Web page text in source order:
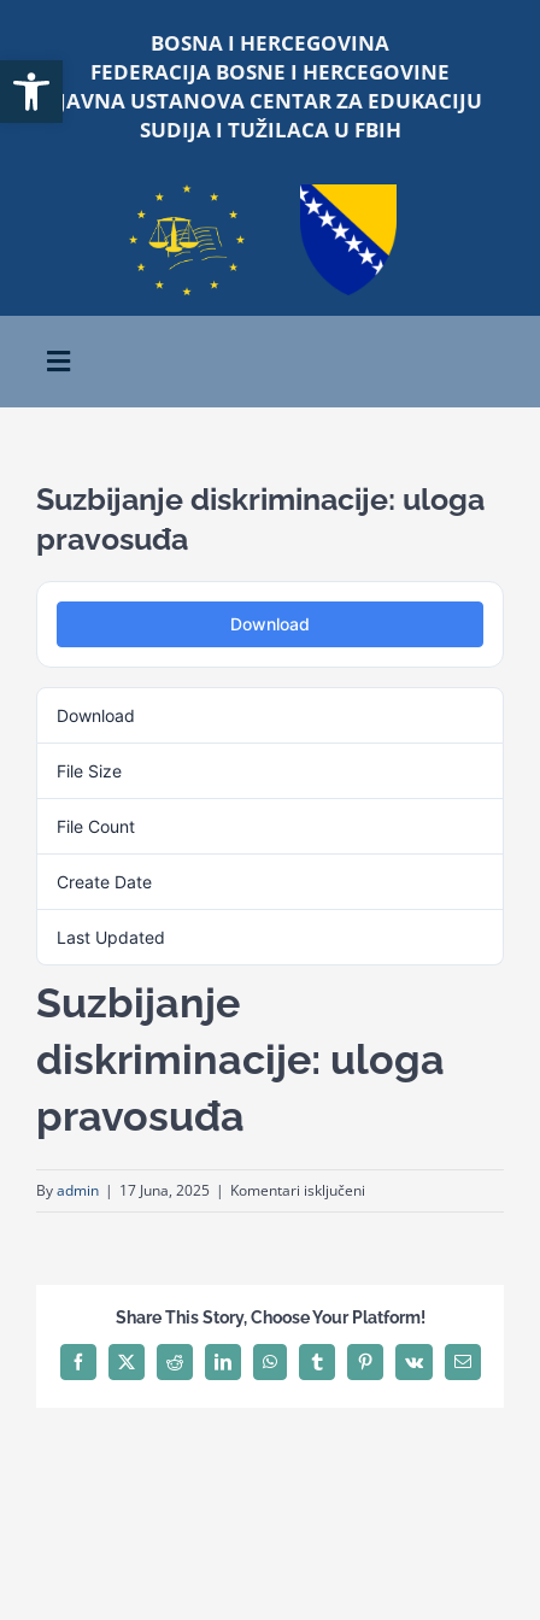
Open toolbar
content
BOSNA I HERCEGOVINA
FEDERACIJA BOSNE I HERCEGOVINE
JAVNA USTANOVA CENTAR ZA EDUKACIJU
SUDIJA I TUŽILACA U FBIH
Toggle
Navigation
Kalendar aktivnosti
Edukativni materijali
Projekti
Kontakt
Search
for:
Suzbijanje diskriminacije: uloga
pravosuđa
Download
Download
File Size
File Count
Create Date
Last Updated
Suzbijanje
diskriminacije: uloga
pravosuđa
Byadmin | 17 Juna, 2025 | Komentari isključeni
Share This Story, Choose Your Platform!
Facebook
X Reddit LinkedInWhatsAppTumblrPinterest
Vk Email